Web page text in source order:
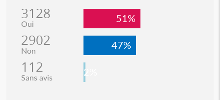
3128
Oui 51%
2902
Non 47%
112
Sans avis 2%